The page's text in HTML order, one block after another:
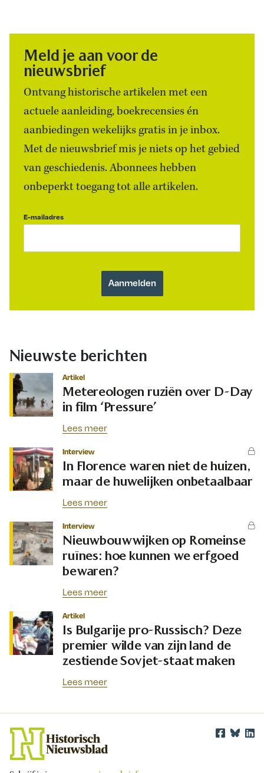
Meld je aan voor de
nieuwsbrief
Ontvang historische artikelen met een
actuele aanleiding, boekrecensies én
aanbiedingen wekelijks gratis in je inbox.
Met de nieuwsbrief mis je niets op het gebied
van geschiedenis. Abonnees hebben
onbeperkt toegang tot alle artikelen.
E-mailadres
Nieuwste berichten
Artikel
Metereologen ruziën over D-Day
in film ‘Pressure’
Lees meer
Interview
In Florence waren niet de huizen,
maar de huwelijken onbetaalbaar
Lees meer
Interview
Nieuwbouwwijken op Romeinse
ruïnes: hoe kunnen we erfgoed
bewaren?
Lees meer
Artikel
Is Bulgarije pro-Russisch? Deze
premier wilde van zijn land de
zestiende Sovjet-staat maken
Lees meer